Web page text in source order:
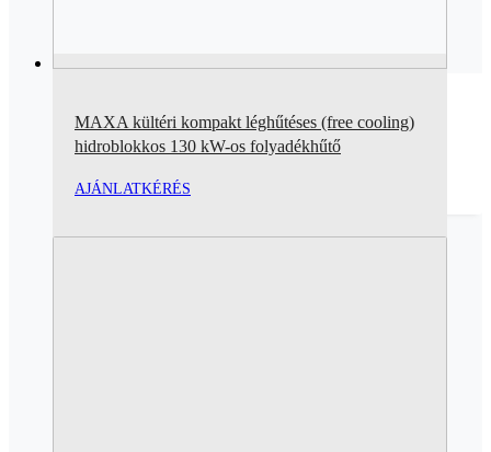
MAXA kültéri kompakt léghűtéses (free cooling)
hidroblokkos 130 kW-os folyadékhűtő
AJÁNLATKÉRÉS